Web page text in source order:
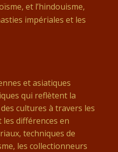
et l’hindouisme,
impériales et les
et asiatiques
qui reflètent la
cultures à travers les
les différences en
techniques de
les collectionneurs